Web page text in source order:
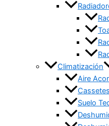
Climatización
Aire
Cassetes
Suelo